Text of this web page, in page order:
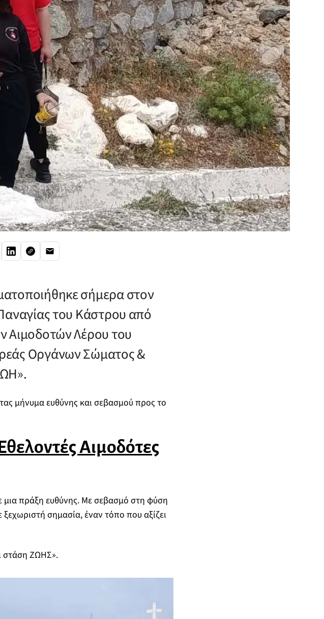
σήμερα στον
του Κάστρου από
Αιμοδοτών Λέρου του
Οργάνων Σώματος &
μήνυμα ευθύνης και σεβασμού προς το
Αιμοδότες
πράξη ευθύνης. Με σεβασμό στη φύση
σημασία, έναν τόπο που αξίζει
στάση ΖΩΗΣ».